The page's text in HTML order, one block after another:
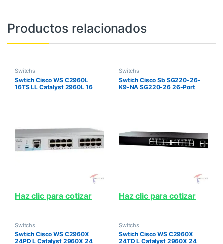
Productos relacionados
Switchs
Swtich Cisco WS C2960L
16TS LL Catalyst 2960L 16
Haz clic para cotizar
Switchs
Swtich Cisco Sb SG220-26-
K9-NA SG220-26 26-Port
Haz clic para cotizar
Switchs
Swtich Cisco WS C2960X
24PD L Catalyst 2960X 24
Switchs
Swtich Cisco WS C2960X
24TD L Catalyst 2960X 24